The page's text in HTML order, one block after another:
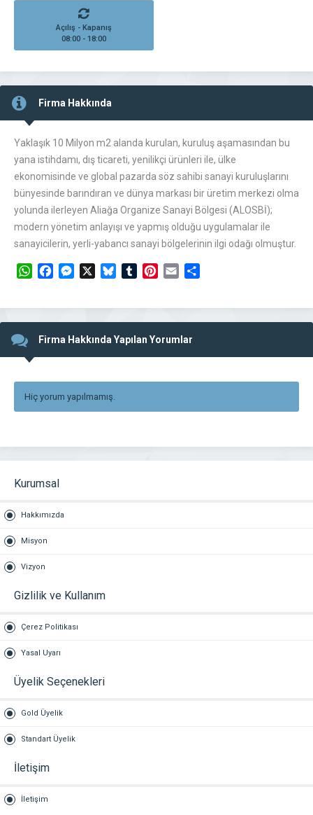
Açılış - Kapanış
08:00 - 18:00
Firma Hakkında
Yaklaşık 10 Milyon m2 alanda kurulan, kuruluş aşamasından bu
yana istihdamı, dış ticareti, yenilikçi ürünleri ile, ülke
ekonomisinde ve global pazarda söz sahibi sanayi kuruluşlarını
bünyesinde barındıran ve dünya markası bir üretim merkezi olma
yolunda ilerleyen Aliağa Organize Sanayi Bölgesi (ALOSBİ);
modern yönetim anlayışı ve yapmış olduğu uygulamalar ile
sanayicilerin, yerli-yabancı sanayi bölgelerinin ilgi odağı olmuştur.
WhatsAppFacebookMessengerBlueskyTumblrPinterest
Email
Firma Hakkında Yapılan Yorumlar
Hiç yorum yapılmamış.
Kurumsal
Hakkımızda
Misyon
Vizyon
Gizlilik ve Kullanım
Çerez Politikası
Yasal Uyarı
Üyelik Seçenekleri
Gold Üyelik
Standart Üyelik
İletişim
İletişim